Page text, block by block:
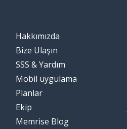
Hakkımızda
Bize Ulaşın
SSS & Yardım
Mobil uygulama
Planlar
Ekip
Memrise Blog